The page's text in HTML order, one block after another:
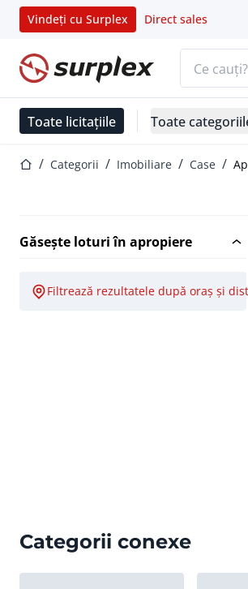
Vindeți cu Surplex Direct sales
Pagina de start
Toate licitațiile Toate
Pagina de start
Categorii Imobiliare Case
Găsește loturi în apropiere
Filtrează rezultatele după oraș și
Categorii conexe